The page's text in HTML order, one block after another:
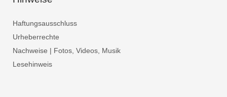
Haftungsausschluss
Urheberrechte
Nachweise | Fotos, Videos, Musik
Lesehinweis